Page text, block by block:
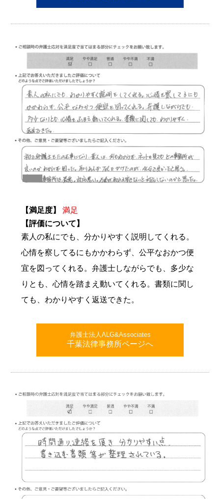
【満足度】
満足
【評価について】
素人の私にでも、分かりやすく説明してくれる。
心情を察してるにもかかわらず、公平なおかつ便
宜を図ってくれる。弁護士しながらでも、多少な
りとも、心情を踏まえ動いてくれる。書類に関し
ても、わかりやすく返送できた。
弁護士法人ALG&Associates
千葉法律事務所ページへ